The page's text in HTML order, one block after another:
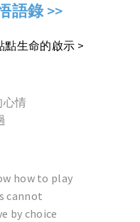
語錄 >>
點生命的啟示 >
情
how to play
cannot
by choice